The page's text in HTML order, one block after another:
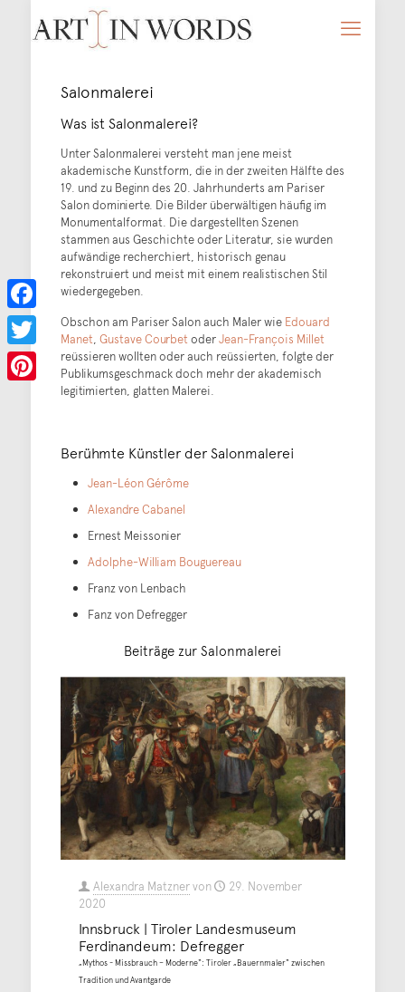
Salonmalerei
Was ist Salonmalerei?
Unter Salonmalerei versteht man jene meist
akademische Kunstform, die in der zweiten Hälfte des
19. und zu Beginn des 20. Jahrhunderts am Pariser
Salon dominierte. Die Bilder überwältigen häufig im
Monumentalformat. Die dargestellten Szenen
stammen aus Geschichte oder Literatur, sie wurden
aufwändige recherchiert, historisch genau
rekonstruiert und meist mit einem realistischen Stil
wiedergegeben.
Obschon am Pariser Salon auch Maler wie Edouard
Manet, Gustave CourbetoderJean-François Millet
reüssieren wollten oder auch reüssierten, folgte der
Publikumsgeschmack doch mehr der akademisch
legitimierten, glatten Malerei.
Berühmte Künstler der Salonmalerei
Jean-Léon Gérôme
Alexandre Cabanel
Ernest Meissonier
Adolphe-William Bouguereau
Franz von Lenbach
Fanz von Defregger
Beiträge zur Salonmalerei
Alexandra Matznervon
29. November
2020
Innsbruck | Tiroler Landesmuseum
Ferdinandeum: Defregger
„Mythos - Missbrauch – Moderne“: Tiroler „Bauernmaler“ zwischen
Tradition und Avantgarde
Facebook
Twitter